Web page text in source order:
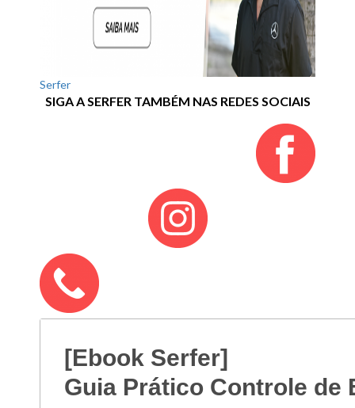
Serfer
SIGA A SERFER TAMBÉM NAS REDES SOCIAIS
[Ebook Serfer]
Guia Prático Controle de